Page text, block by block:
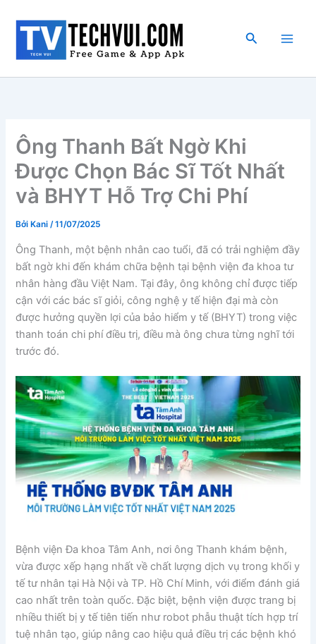
dung
Tìm
Ông Thanh Bất Ngờ Khi
Được Chọn Bác Sĩ Tốt Nhất
và BHYT Hỗ Trợ Chi Phí
Bởi Kani/11/07/2025
Ông Thanh, một bệnh nhân cao tuổi, đã có trải nghiệm đầy
bất ngờ khi đến khám chữa bệnh tại bệnh viện đa khoa tư
nhân hàng đầu Việt Nam. Tại đây, ông không chỉ được tiếp
cận với các bác sĩ giỏi, công nghệ y tế hiện đại mà còn
được hưởng quyền lợi của bảo hiểm y tế (BHYT) trong việc
thanh toán chi phí điều trị, điều mà ông chưa từng nghĩ tới
trước đó.
Bệnh viện Đa khoa Tâm Anh, nơi ông Thanh khám bệnh,
vừa được xếp hạng nhất về chất lượng dịch vụ trong khối y
tế tư nhân tại Hà Nội và TP. Hồ Chí Minh, với điểm đánh giá
cao nhất trên toàn quốc. Đặc biệt, bệnh viện được trang bị
nhiều thiết bị y tế tiên tiến như robot phẫu thuật tích hợp trí
tuệ nhân tạo, giúp nâng cao hiệu quả điều trị các bệnh khó